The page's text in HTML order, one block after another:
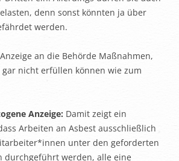
denn sonst könnten ja über
werden.
an die Behörde Maßnahmen,
nicht erfüllen können wie zum
Anzeige: Damit zeigt ein
Arbeiten an Asbest ausschließlich
unter den geforderten
durchgeführt werden, alle eine